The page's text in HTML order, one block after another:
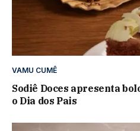
VAMU CUMÊ
Sodiê Doces apresenta
o Dia dos Pais